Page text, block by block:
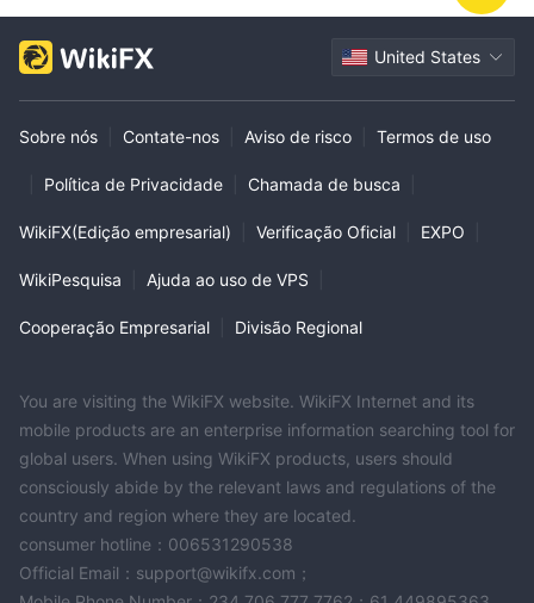
United States
Sobre nós Contate-nos Aviso de risco Termos de uso
Política de Privacidade Chamada de busca
WikiFX(Edição empresarial) Verificação Oficial EXPO
WikiPesquisa Ajuda ao uso de VPS
Cooperação Empresarial Divisão Regional
You are visiting the WikiFX website. WikiFX Internet and its
mobile products are an enterprise information searching tool for
global users. When using WikiFX products, users should
consciously abide by the relevant laws and regulations of the
country and region where they are located.
consumer hotline：006531290538
Official Email：support@wikifx.com；